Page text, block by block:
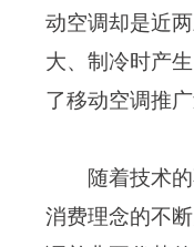
动空调却是近
大、制冷时产
了移动空调推
随着技术的
消费理念的不